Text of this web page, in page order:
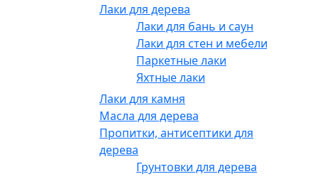
Лаки для дерева
Лаки для бань и саун
Лаки для стен и мебели
Паркетные лаки
Яхтные лаки
Лаки для камня
Масла для дерева
Пропитки, антисептики для
дерева
Грунтовки для дерева